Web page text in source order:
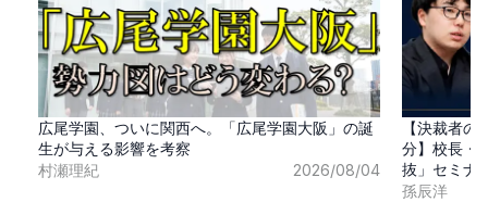
広尾学園、ついに関西へ。「広尾学園大阪」の誕
生が与える影響を考察
村瀬理紀
2026/08/04
【決裁者
分】校長・
抜」セミナ
孫辰洋